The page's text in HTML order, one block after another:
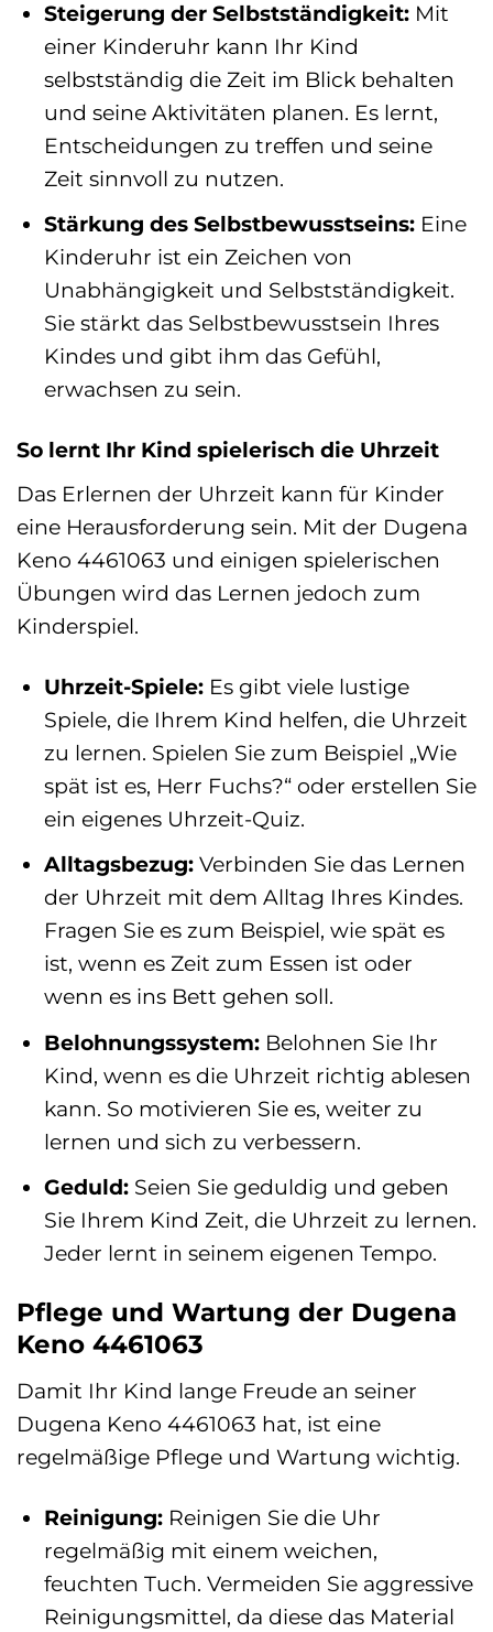
Steigerung der Selbstständigkeit:Mit
einer Kinderuhr kann Ihr Kind
selbstständig die Zeit im Blick behalten
und seine Aktivitäten planen. Es lernt,
Entscheidungen zu treffen und seine
Zeit sinnvoll zu nutzen.
Stärkung des Selbstbewusstseins:Eine
Kinderuhr ist ein Zeichen von
Unabhängigkeit und Selbstständigkeit.
Sie stärkt das Selbstbewusstsein Ihres
Kindes und gibt ihm das Gefühl,
erwachsen zu sein.
So lernt Ihr Kind spielerisch die Uhrzeit
Das Erlernen der Uhrzeit kann für Kinder
eine Herausforderung sein. Mit der Dugena
Keno 4461063 und einigen spielerischen
Übungen wird das Lernen jedoch zum
Kinderspiel.
Uhrzeit-Spiele:Es gibt viele lustige
Spiele, die Ihrem Kind helfen, die Uhrzeit
zu lernen. Spielen Sie zum Beispiel „Wie
spät ist es, Herr Fuchs?“ oder erstellen Sie
ein eigenes Uhrzeit-Quiz.
Alltagsbezug:Verbinden Sie das Lernen
der Uhrzeit mit dem Alltag Ihres Kindes.
Fragen Sie es zum Beispiel, wie spät es
ist, wenn es Zeit zum Essen ist oder
wenn es ins Bett gehen soll.
Belohnungssystem:Belohnen Sie Ihr
Kind, wenn es die Uhrzeit richtig ablesen
kann. So motivieren Sie es, weiter zu
lernen und sich zu verbessern.
Geduld:Seien Sie geduldig und geben
Sie Ihrem Kind Zeit, die Uhrzeit zu lernen.
Jeder lernt in seinem eigenen Tempo.
Pflege und Wartung der Dugena
Keno 4461063
Damit Ihr Kind lange Freude an seiner
Dugena Keno 4461063 hat, ist eine
regelmäßige Pflege und Wartung wichtig.
Reinigung:Reinigen Sie die Uhr
regelmäßig mit einem weichen,
feuchten Tuch. Vermeiden Sie aggressive
Reinigungsmittel, da diese das Material